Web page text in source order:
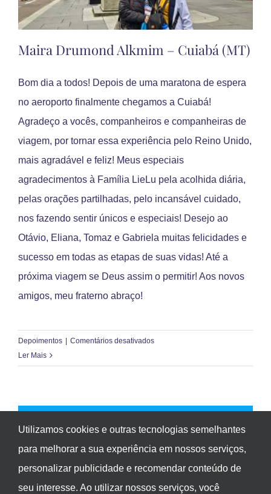
Maira Drumond Alkmim – Cuiabá (MT)
Bom dia a todos! Depois de uma maratona de espera
no aeroporto finalmente chegamos a Cuiabá!
Agradeço a vocês, companheiros e companheiras de
viagem, por tornar essa experiência pelo Reino Unido,
mais agradável e feliz! Meus especiais
agradecimentos à Família LieLu pela acolhida diária,
pelas orações partilhadas, pelo incansável cuidado,
nos fazendo sentir únicos e especiais! Desejo ao
Otávio, Eliana, Tomaz e Gabriela muitas felicidades e
sucesso em todas as etapas de suas vidas! Até a
próxima viagem se Deus assim o permitir! Aos novos
amigos, meu fraterno abraço!
Depoimentos | Comentários desativadosem
Drumond
Cuiabá
(MT)
Ler Mais
Lielu Operadora de Viagens e Turismo Ltda. - CNPJ:
Utilizamos cookies e outras tecnologias semelhantes
para melhorar a sua experiência em nossos serviços,
personalizar publicidade e recomendar conteúdo de
seu interesse. Ao utilizar nossos serviços, você